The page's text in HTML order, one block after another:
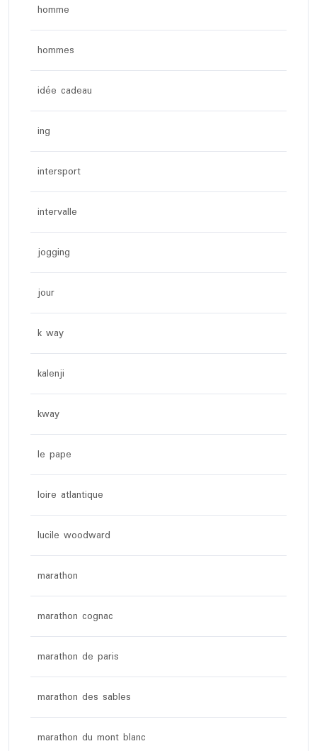
homme
hommes
idée cadeau
ing
intersport
intervalle
jogging
jour
k way
kalenji
kway
le pape
loire atlantique
lucile woodward
marathon
marathon cognac
marathon de paris
marathon des sables
marathon du mont blanc